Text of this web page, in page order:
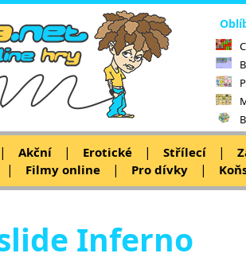
| Akční | Erotické | Střílecí |
| Filmy online | Pro dívky |
Inferno